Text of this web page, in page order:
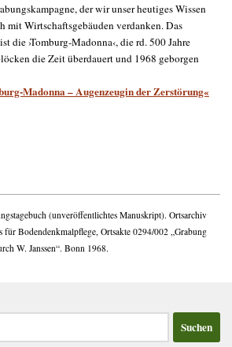
der wir unser heutiges Wissen
mit Wirtschaftsgebäuden verdanken. Das
die ›Tomburg-Madonna‹, die rd. 500 Jahre
die Zeit überdauert und 1968 geborgen
Madonna – Augenzeugin der Zerstörung«
(unveröffentlichtes Manuskript). Ortsarchiv
für Bodendenkmalpflege, Ortsakte 0294/002 „Grabung
W. Janssen“. Bonn 1968.